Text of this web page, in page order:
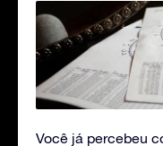
Você já percebeu